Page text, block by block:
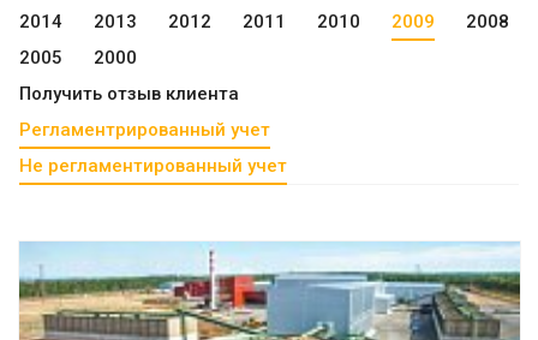
2014
2013 2012 2011 2010 2009
2008
2005
2000
Получить отзыв клиента
Регламентрированный учет
Не регламентированный учет